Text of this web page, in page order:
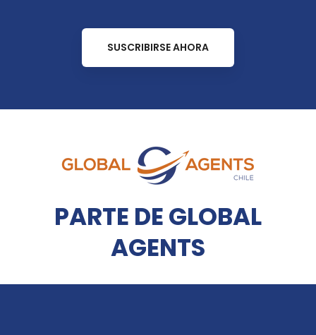
SUSCRIBIRSE AHORA
PARTE DE GLOBAL
AGENTS